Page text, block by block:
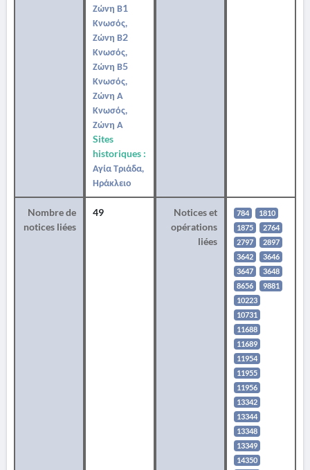
Ζώνη Β1
Κνωσός,
Ζώνη Β2
Κνωσός,
Ζώνη Β5
Κνωσός,
Ζώνη Α
Κνωσός,
Ζώνη Α
Sites
historiques :
Αγία Τριάδα,
Ηράκλειο
Nombre de
notices liées
49
Notices et
opérations
liées
784
1810
1875
2764
2797
2897
3642
3646
3647
3648
8656
9881
10223
10731
11688
11689
11954
11955
11956
13342
13344
13348
13349
14350